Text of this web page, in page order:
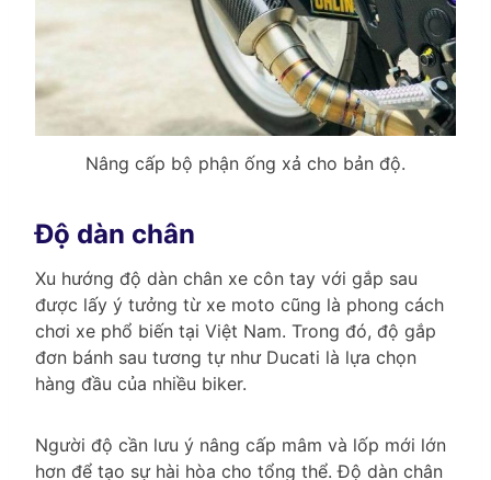
Nâng cấp bộ phận ống xả cho bản độ.
Độ dàn chân
Xu hướng độ dàn chân xe côn tay với gắp sau
được lấy ý tưởng từ xe moto cũng là phong cách
chơi xe phổ biến tại Việt Nam. Trong đó, độ gắp
đơn bánh sau tương tự như Ducati là lựa chọn
hàng đầu của nhiều biker.
Người độ cần lưu ý nâng cấp mâm và lốp mới lớn
hơn để tạo sự hài hòa cho tổng thể. Độ dàn chân